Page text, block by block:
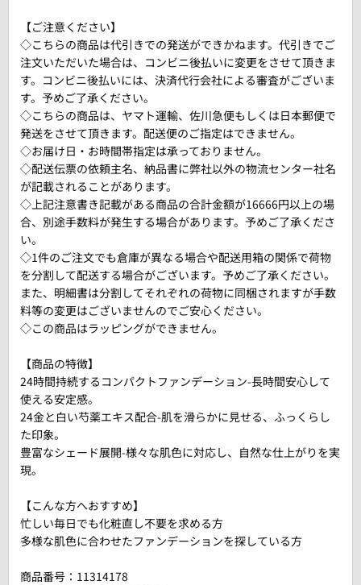
【ご注意ください】
◇こちらの商品は代引きでの発送ができかねます。代引きでご
注文いただいた場合は、コンビニ後払いに変更をさせて頂きま
す。コンビニ後払いには、決済代行会社による審査がございま
す。予めご了承ください。
◇こちらの商品は、ヤマト運輸、佐川急便もしくは日本郵便で
発送をさせて頂きます。配送便のご指定はできません。
◇お届け日・お時間帯指定は承っておりません。
◇配送伝票の依頼主名、納品書に弊社以外の物流センター社名
が記載されることがあります。
◇上記注意書き記載がある商品の合計金額が16666円以上の場
合、別途手数料が発生する場合があります。予めご了承くださ
い。
◇1件のご注文でも倉庫が異なる場合や配送用箱の関係で荷物
を分割して配送する場合がございます。予めご了承ください。
また、明細書は分割してそれぞれの荷物に同梱されますが手数
料等の変更はございませんのでご安心ください。
◇この商品はラッピングができません。
【商品の特徴】
24時間持続するコンパクトファンデーション-長時間安心して
使える安定感。
24金と白い芍薬エキス配合-肌を滑らかに見せる、ふっくらし
た印象。
豊富なシェード展開-様々な肌色に対応し、自然な仕上がりを実
現。
【こんな方へおすすめ】
忙しい毎日でも化粧直し不要を求める方
多様な肌色に合わせたファンデーションを探している方
商品番号： 11314178